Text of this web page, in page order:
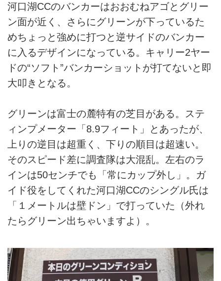
河口湖CCのバンカーはおおむねアゴとグリー
ン面が近く、さらにグリーンが下っているた
めちょっと強めに打つと逆サイドのバンカー
に入るデザインになっている。キャリー2ヤー
ドの“ソフト”バンカーショットが打てないと即
大叩きとなる。
グリーンは富士の麓特有の芝目がある。ステ
ィンプメーター「8.9フィート」とあったが、
上りの逆目は超重く、下りの順目は超速い。
そのスピード差に調査隊は大混乱。左右のラ
インは50センチでも「常にカップ外し」。ガ
イド役をしてくれた河口湖CCのシングル氏は
「１メートルは壁ドン」で打っていた（外れ
たらグリーン出ちゃいますよ）。